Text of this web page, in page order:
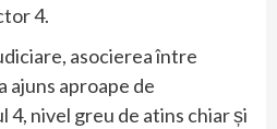
4.
asocierea între
ajuns aproape de
nivel greu de atins chiar și